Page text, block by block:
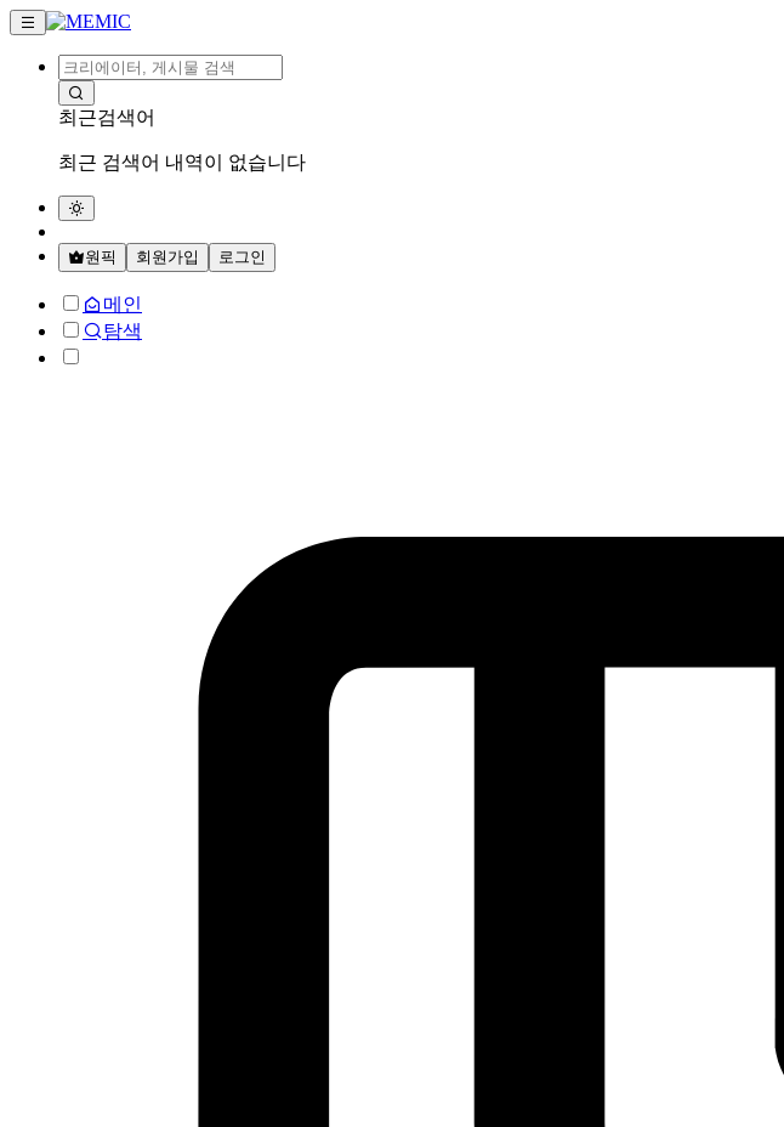
최근검색어
최근 검색어 내역이 없습니다
원픽 회원가입 로그인
메인
탐색